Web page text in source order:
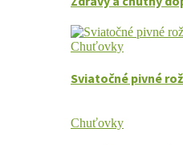
Chuťovky
Sviatočné pivné
Chuťovky